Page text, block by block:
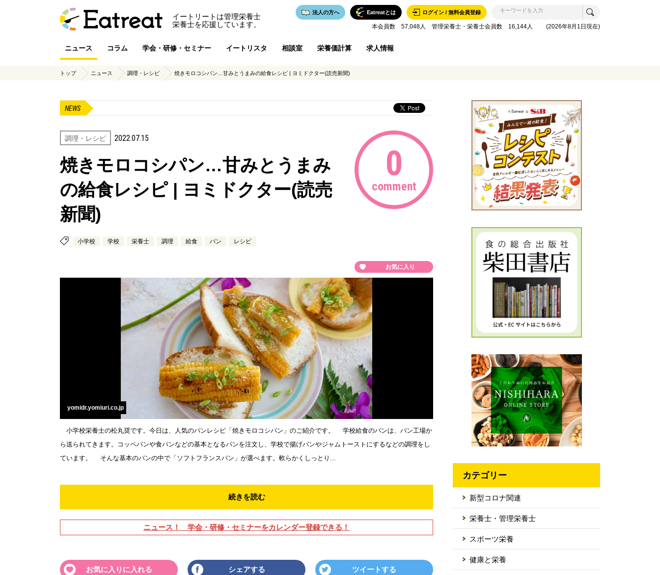
イートリートは管理栄養士
栄養士を応援しています。
ログイン / 無料会員登録
Eatreatとは
法人の方へ
本会員数 57,048人 管理栄養士・栄養士会員数 16,144人 (2026年8月1日現在)
ニュース コラム 学会・研修・セミナー イートリスタ 相談室 栄養価計算 求人情報
トップ ニュース 調理・レシピ 焼きモロコシパン…甘みとうまみの給食レシピ | ヨミドクター(読売新聞)
NEWS
調理・レシピ 2022.07.15
焼きモロコシパン…甘みとうまみ
の給食レシピ | ヨミドクター(読売
新聞)
小学校 学校 栄養士 調理 給食 パン レシピ
0
comment
お気に入り
yomidr.yomiuri.co.jp
小学校栄養士の松丸奨です。今日は、人気のパンレシピ「焼きモロコシパン」のご紹介です。 学校給食のパンは、パン工場か
ら送られてきます。コッペパンや食パンなどの基本となるパンを注文し、学校で揚げパンやジャムトーストにするなどの調理をし
ています。 そんな基本のパンの中で「ソフトフランスパン」が選べます。軟らかくしっとり...
続きを読む
ニュース！ 学会・研修・セミナーをカレンダー登録できる！
お気に入りに入れる シェアする ツイートする
カテゴリー
新型コロナ関連
栄養士・管理栄養士
スポーツ栄養
健康と栄養